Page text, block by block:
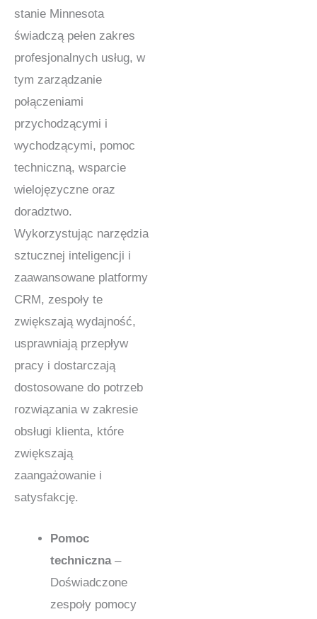
stanie Minnesota
świadczą pełen zakres
profesjonalnych usług, w
tym zarządzanie
połączeniami
przychodzącymi i
wychodzącymi, pomoc
techniczną, wsparcie
wielojęzyczne oraz
doradztwo.
Wykorzystując narzędzia
sztucznej inteligencji i
zaawansowane platformy
CRM, zespoły te
zwiększają wydajność,
usprawniają przepływ
pracy i dostarczają
dostosowane do potrzeb
rozwiązania w zakresie
obsługi klienta, które
zwiększają
zaangażowanie i
satysfakcję.
Pomoc
techniczna–
Doświadczone
zespoły pomocy